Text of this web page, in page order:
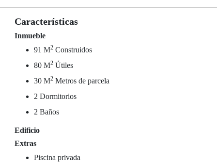
Características
Inmueble
91 M2 Construidos
80 M2 Útiles
30 M2 Metros de parcela
2 Dormitorios
2 Baños
Edificio
Extras
Piscina privada